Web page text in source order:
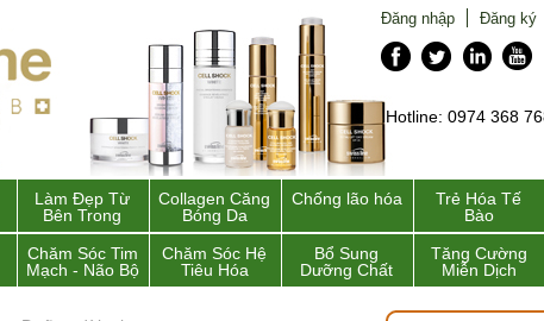
Đăng nhập Đăng ký
Hotline: 0974 368
Làm Đẹp Từ
Bên Trong
Collagen Căng
Bóng Da
Chống lão hóa
Trẻ Hóa Tế
Bào
Chăm Sóc Tim
Mạch - Não Bộ
Chăm Sóc Hệ
Tiêu Hóa
Bổ Sung
Dưỡng Chất
Tăng Cường
Miễn Dịch